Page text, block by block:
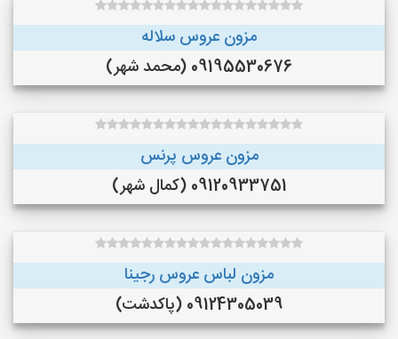
مزون عروس سلاله
09195530676 (محمد شهر)
مزون عروس پرنس
09120933751 (کمال شهر)
مزون لباس عروس رجینا
09124305039 (پاکدشت)